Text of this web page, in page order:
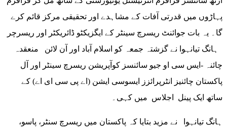
پہاڑوں میں قدرتی آفات کے مشاہدے اور تحقیقی مرکز قائم کرے
گا۔ یہ بات جوائنٹ ریسرچ سینٹر کے ایگزیکٹو ڈائریکٹر اور ریسرچر
ہانگ تیانہوا نے گزشتہ جمعہ کو اسلام آباد اور آن لائن منعقدہ
چائنہ -ایس سی او جیو سائنسز کوآپریشن ریسرچ سینٹر اور آل
پاکستان چائنیز انٹرپرائزز ایسوسی ایشن (اے پی سی ای اے) کے
ساتھ ایک پینل اجلاس میں کہی۔